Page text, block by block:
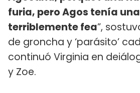
furia, pero Agos tenía
terriblemente fea”,
de groncha y ‘parásito’
continuó Virginia en
y Zoe.